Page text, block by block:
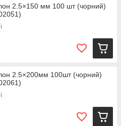
2.5×150 мм 100 шт (чорний)
2.5×200мм 100шт (чорний)